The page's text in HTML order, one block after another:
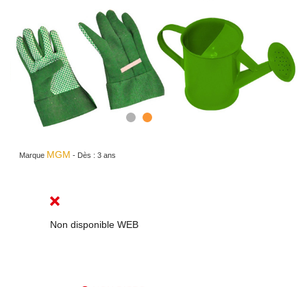
Marque MGM - Dès : 3 ans
Non disponible WEB